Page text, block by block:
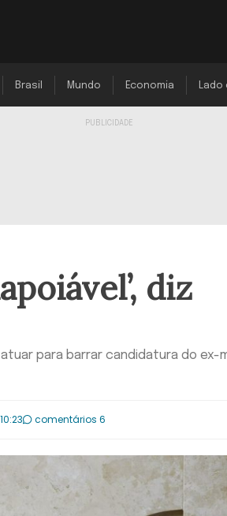
Brasil Mundo Economia Lado
diz
para barrar candidatura do ex-
comentários 6